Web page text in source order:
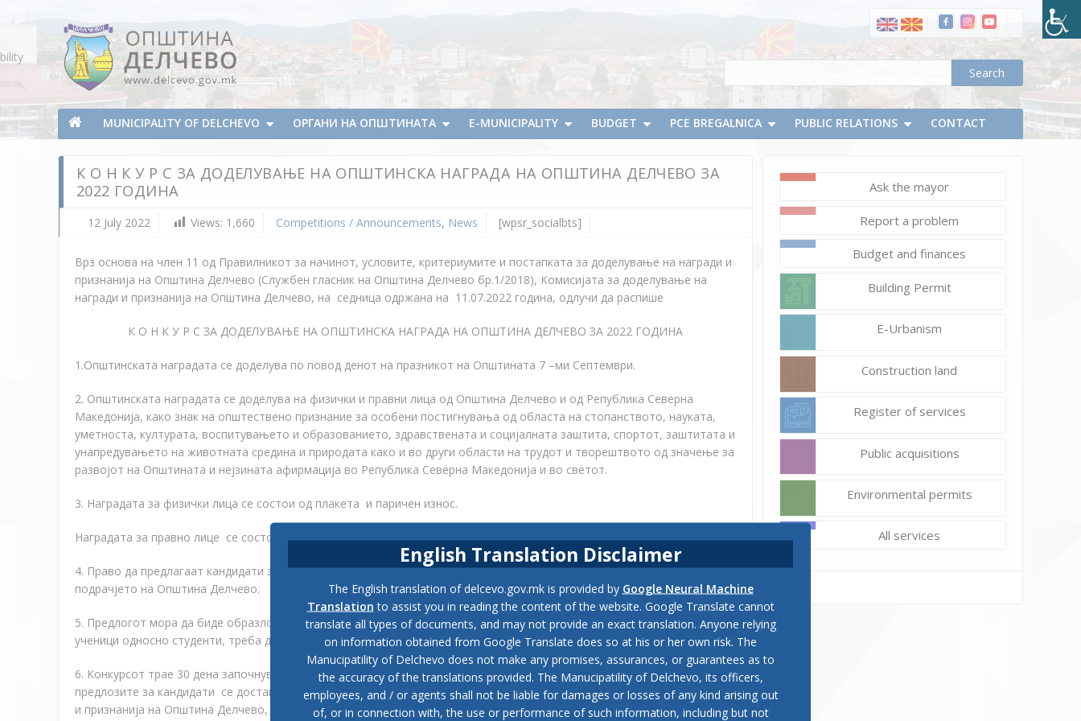
Municipality of Delchevo
Municipality of Delchevo
MUNICIPALITY OF DELCHEVO ОРГАНИ НА ОПШТИНАТА E-MUNICIPALITY BUDGET PCE BREGALNICA PUBLIC RELATIONS CONTACT
К О Н К У Р С ЗА ДОДЕЛУВАЊЕ НА ОПШТИНСКА НАГРАДА НА ОПШТИНА ДЕЛЧЕВО ЗА
2022 ГОДИНА
12 July 2022 Views: 1,660 Competitions / Announcements, News [wpsr_socialbts]
НА
ОПШТИНА
ДЕЛЧЕВО
ЗА
ГОДИНА
Врз основа на член 11 од Правилникот за начинот, условите, критериумите и постапката за доделување на награди и
признанија на Општина Делчево (Службен гласник на Општина Делчево бр.1/2018), Комисијата за доделување на
награди и признанија на Општина Делчево, на седница одржана на 11.07.2022 година, одлучи да распише
К О Н К У Р С ЗА ДОДЕЛУВАЊЕ НА ОПШТИНСКА НАГРАДА НА ОПШТИНА ДЕЛЧЕВО ЗА 2022 ГОДИНА
1.Општинската наградата се доделува по повод денот на празникот на Општината 7 –ми Септември.
2. Општинската наградата се доделува на физички и правни лица од Општина Делчево и од Република Северна
Македонија, како знак на општествено признание за особени постигнувања од областа на стопанството, науката,
уметноста, културата, воспитувањето и образованието, здравствената и социјалната заштита, спортот, заштитата и
унапредувањето на животната средина и природата како и во други области на трудот и творештвото од значење за
развојот на Општината и нејзината афирмација во Република Северна Македонија и во светот.
3. Наградата за физички лица се состои од плакета и паричен износ.
Наградата за правно лице се состои од плакета.
4. Право да предлагаат кандидати за Наградата имаат правни и физички лица со седиште, односно живеалиште на
подрачјето на Општина Делчево.
5. Предлогот мора да биде образложен и потпишан од предлагачот, а кога се однесува на поединци, група творци или
ученици односно студенти, треба да се приложи и кратка биографија.
6. Конкурсот трае 30 дена започнувајќи од ден 12.07.2022 година и трае заклучно до ден 10.08.2022 година, а
предлозите за кандидати се доставуваат до архивата на Општина Делчево, за Комисијата за доделување на награди
и признанија на Општина Делчево, со назнака “Предлог кандидат за доделување општинска награда”.
Ask the mayor
Report a problem
Budget and finances
Building Permit
E-Urbanism
Construction land
Register of services
Public acquisitions
Environmental permits
All services
English Translation Disclaimer
The English translation of delcevo.gov.mk is provided by Google Neural Machine
Translation to assist you in reading the content of the website. Google Translate cannot
translate all types of documents, and may not provide an exact translation. Anyone relying
on information obtained from Google Translate does so at his or her own risk. The
Manucipatility of Delchevo does not make any promises, assurances, or guarantees as to
the accuracy of the translations provided. The Manucipatility of Delchevo, its officers,
employees, and / or agents shall not be liable for damages or losses of any kind arising out
of, or in connection with, the use or performance of such information, including but not